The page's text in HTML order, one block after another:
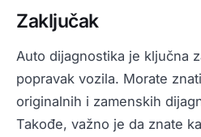
Zaključak
Auto dijagnostika je ključna
popravak vozila. Morate
originalnih i zamenskih
Takođe, važno je da znate